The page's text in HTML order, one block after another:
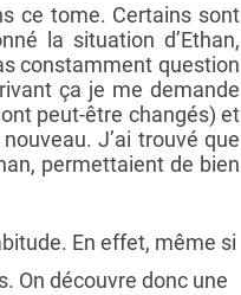
ce tome. Certains sont
la situation d’Ethan,
constamment question
ça je me demande
peut-être changés) et
J’ai trouvé que
permettaient de bien
En effet, même si
On découvre donc une